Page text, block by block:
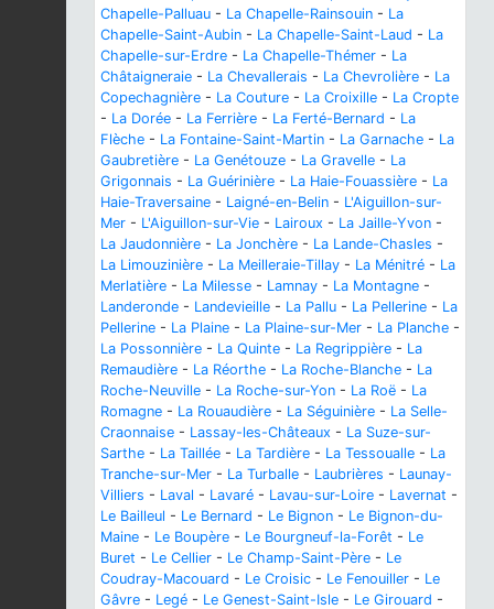
Chapelle-Palluau - La Chapelle-Rainsouin - La
Chapelle-Saint-Aubin - La Chapelle-Saint-Laud - La
Chapelle-sur-Erdre - La Chapelle-Thémer - La
Châtaigneraie - La Chevallerais - La Chevrolière - La
Copechagnière - La Couture - La Croixille - La Cropte
- La Dorée - La Ferrière - La Ferté-Bernard - La
Flèche - La Fontaine-Saint-Martin - La Garnache - La
Gaubretière - La Genétouze - La Gravelle - La
Grigonnais - La Guérinière - La Haie-Fouassière - La
Haie-Traversaine - Laigné-en-Belin - L'Aiguillon-sur-
Mer - L'Aiguillon-sur-Vie - Lairoux - La Jaille-Yvon -
La Jaudonnière - La Jonchère - La Lande-Chasles -
La Limouzinière - La Meilleraie-Tillay - La Ménitré - La
Merlatière - La Milesse - Lamnay - La Montagne -
Landeronde - Landevieille - La Pallu - La Pellerine - La
Pellerine - La Plaine - La Plaine-sur-Mer - La Planche -
La Possonnière - La Quinte - La Regrippière - La
Remaudière - La Réorthe - La Roche-Blanche - La
Roche-Neuville - La Roche-sur-Yon - La Roë - La
Romagne - La Rouaudière - La Séguinière - La Selle-
Craonnaise - Lassay-les-Châteaux - La Suze-sur-
Sarthe - La Taillée - La Tardière - La Tessoualle - La
Tranche-sur-Mer - La Turballe - Laubrières - Launay-
Villiers - Laval - Lavaré - Lavau-sur-Loire - Lavernat -
Le Bailleul - Le Bernard - Le Bignon - Le Bignon-du-
Maine - Le Boupère - Le Bourgneuf-la-Forêt - Le
Buret - Le Cellier - Le Champ-Saint-Père - Le
Coudray-Macouard - Le Croisic - Le Fenouiller - Le
Gâvre - Legé - Le Genest-Saint-Isle - Le Girouard -